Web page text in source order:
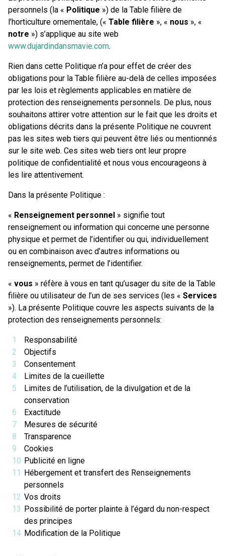
personnels (la « Politique ») de la Table filière de
l’horticulture ornementale, (« Table filière », « nous », «
notre ») s’applique au site web
www.dujardindansmavie.com.
Rien dans cette Politique n’a pour effet de créer des
obligations pour la Table filière au-delà de celles imposées
par les lois et règlements applicables en matière de
protection des renseignements personnels. De plus, nous
souhaitons attirer votre attention sur le fait que les droits et
obligations décrits dans la présente Politique ne couvrent
pas les sites web tiers qui peuvent être liés ou mentionnés
sur le site web. Ces sites web tiers ont leur propre
politique de confidentialité et nous vous encourageons à
les lire attentivement.
Dans la présente Politique :
« Renseignement personnel » signifie tout
renseignement ou information qui concerne une personne
physique et permet de l’identifier ou qui, individuellement
ou en combinaison avec d’autres informations ou
renseignements, permet de l’identifier.
« vous » réfère à vous en tant qu’usager du site de la Table
filière ou utilisateur de l’un de ses services (les « Services
»). La présente Politique couvre les aspects suivants de la
protection des renseignements personnels:
Responsabilité
Objectifs
Consentement
Limites de la cueillette
Limites de l’utilisation, de la divulgation et de la
conservation
Exactitude
Mesures de sécurité
Transparence
Cookies
Publicité en ligne
Hébergement et transfert des Renseignements
personnels
Vos droits
Possibilité de porter plainte à l’égard du non-respect
des principes
Modification de la Politique